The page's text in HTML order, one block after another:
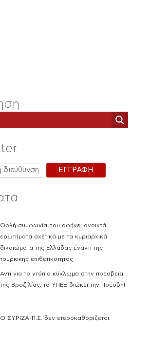
Θολή συμφωνία που αφήνει ανοικτά
ερωτήματα σχετικά με τα κυριαρχικά
δικαιώματα της Ελλάδας έναντι της
τουρκικής επιθετικότητας
Αντί για το ντόπιο κύκλωμα στην πρεσβεία
της Βραζιλίας, το ΥΠΕΞ διώκει την Πρέσβη!
Ο ΣΥΡΙΖΑ-Π.Σ. δεν ετεροκαθορίζεται